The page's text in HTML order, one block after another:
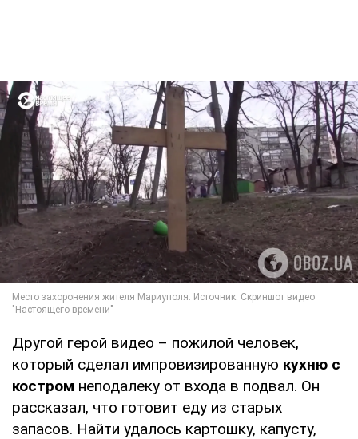
Другой герой видео – пожилой человек,
который сделал импровизированную кухню с
костром неподалеку от входа в подвал. Он
рассказал, что готовит еду из старых
запасов. Найти удалось картошку, капусту,